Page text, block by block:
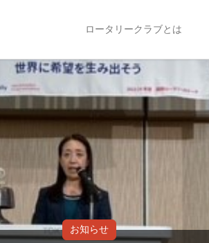
ロータリークラブとは
お知らせ